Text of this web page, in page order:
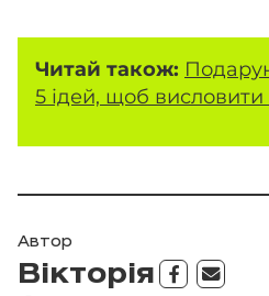
Читай також:
5 ідей, щоб
Автор
Вікторія